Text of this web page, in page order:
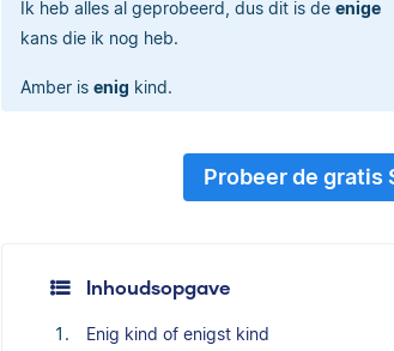
Ik heb alles al geprobeerd, dus dit is de enige
kans die ik nog heb.
Amber is enig kind.
Probeer de gratis
Inhoudsopgave
Enig kind of enigst kind